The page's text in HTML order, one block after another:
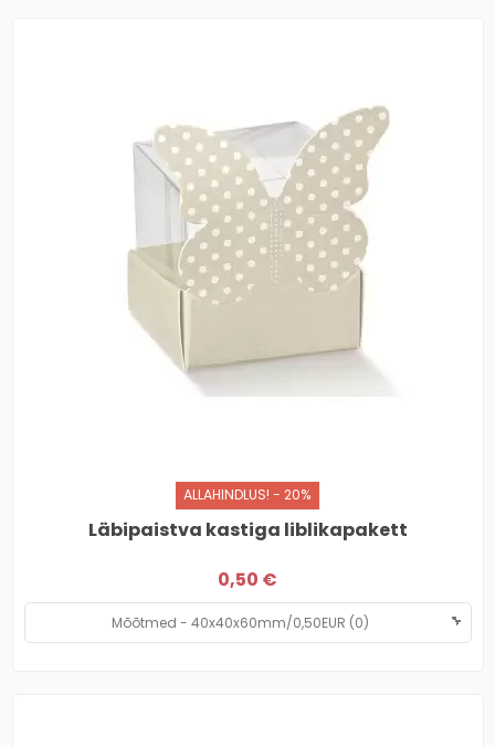
ALLAHINDLUS! - 20%
Läbipaistva kastiga liblikapakett
0,50 €